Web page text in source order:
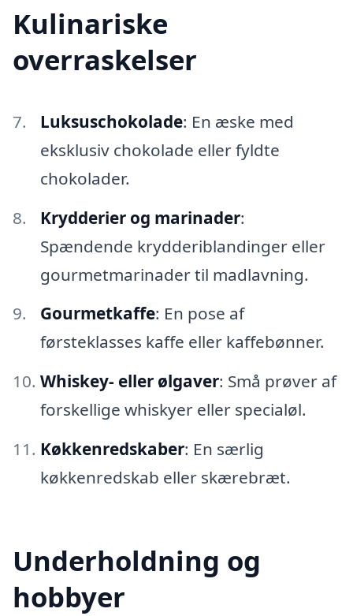
Kulinariske
overraskelser
Luksuschokolade: En æske med
eksklusiv chokolade eller fyldte
chokolader.
Krydderier og marinader:
Spændende krydderiblandinger eller
gourmetmarinader til madlavning.
Gourmetkaffe: En pose af
førsteklasses kaffe eller kaffebønner.
Whiskey- eller ølgaver: Små prøver af
forskellige whiskyer eller specialøl.
Køkkenredskaber: En særlig
køkkenredskab eller skærebræt.
Underholdning og
hobbyer